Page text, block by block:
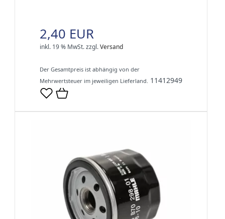
2,40 EUR
inkl. 19 % MwSt.zzgl.Versand
Der Gesamtpreis ist abhängig von der
Mehrwertsteuer im jeweiligen Lieferland. 11412949